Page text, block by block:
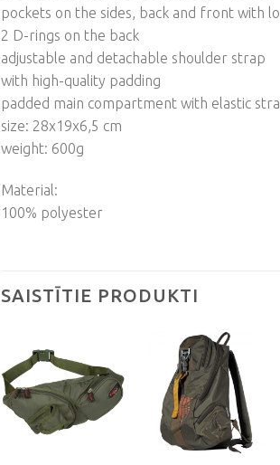
pockets on the sides, back and front with
2 D-rings on the back
adjustable and detachable shoulder strap
with high-quality padding
padded main compartment with elastic
size: 28x19x6,5 cm
weight: 600g
Material:
100% polyester
SAISTĪTIE PRODUKTI
Pievienot
vēlmju
Pievienot
vēlmju
sarakstam